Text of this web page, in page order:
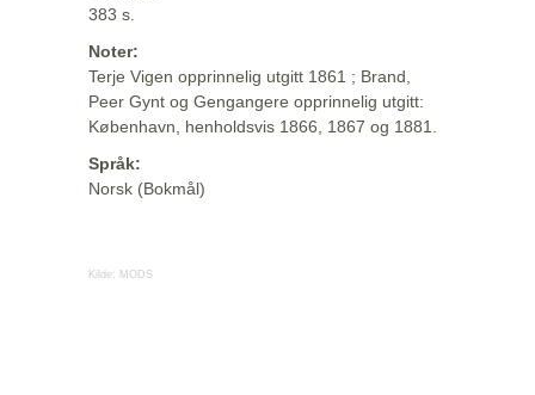
383 s.
Noter:
Terje Vigen opprinnelig utgitt 1861 ; Brand,
Peer Gynt og Gengangere opprinnelig utgitt:
København, henholdsvis 1866, 1867 og 1881.
Språk:
Norsk (Bokmål)
Kilde: MODS